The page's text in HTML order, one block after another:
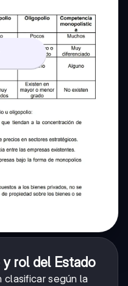
rol del Estado
clasificar según la